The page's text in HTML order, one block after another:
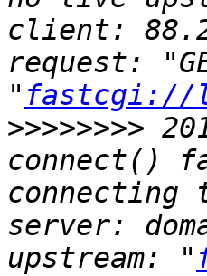
client:
request:
" fastcgi://
>>>>>>>>
connect()
server:
upstream: "